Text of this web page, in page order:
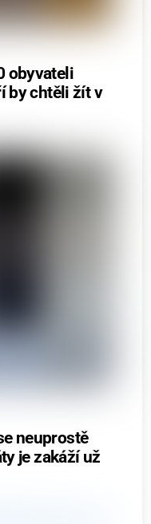
obyvateli
by chtěli žít v
neuprostě
je zakáží už